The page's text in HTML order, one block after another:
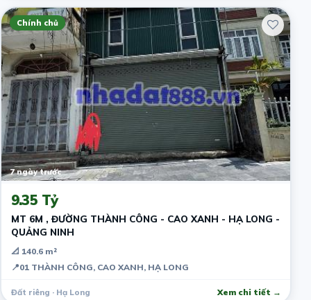
Chính chủ
7 ngày trước
9.35 Tỷ
MT 6M , ĐƯỜNG THÀNH CÔNG - CAO XANH - HẠ LONG -
QUẢNG NINH
📐 140.6 m²
📍01 THÀNH CÔNG, CAO XANH, HẠ LONG
Đất riêng · Hạ Long Xem chi tiết →